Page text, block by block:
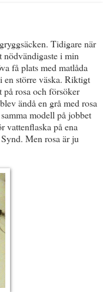
Tidigare när
nödvändigaste i min
få plats med matlåda
en större väska. Riktigt
rosa och försöker
ändå en grå med rosa
modell på jobbet
vattenflaska på ena
Men rosa är ju